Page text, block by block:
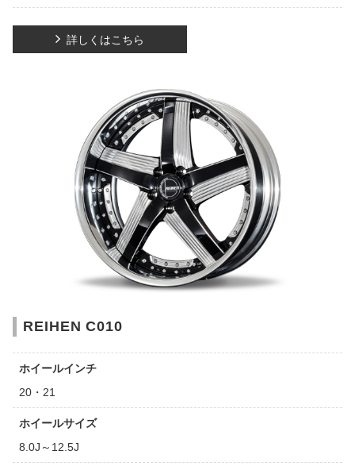
詳しくはこちら
REIHEN C010
ホイールインチ
20・21
ホイールサイズ
8.0J～12.5J